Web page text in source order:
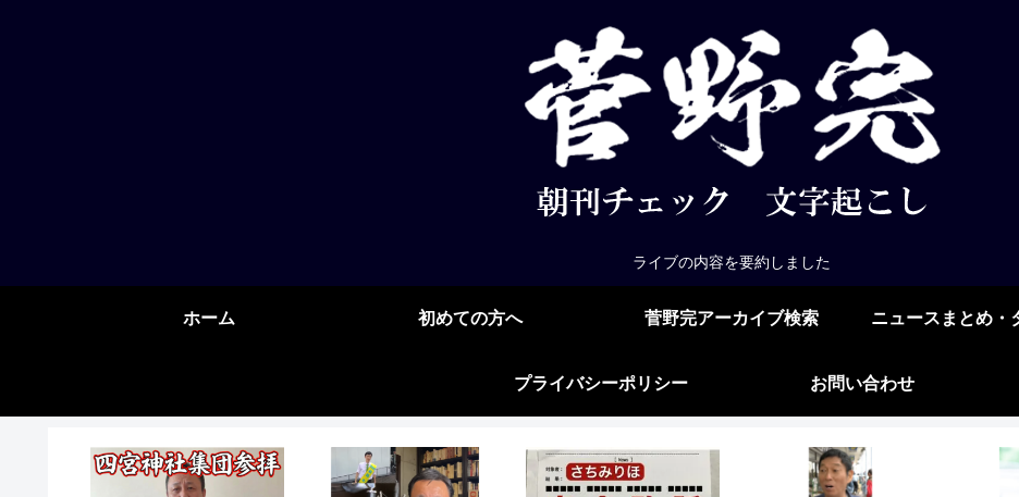
ライブの内容を要約しました
ホーム 初めての方へ 菅野完アーカイブ検索 ニュースまとめ・
プライバシーポリシー お問い合わせ